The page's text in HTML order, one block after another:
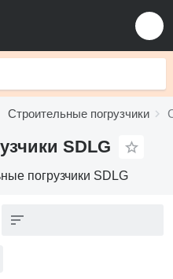
Строительные погрузчики
SDLG
погрузчики SDLG